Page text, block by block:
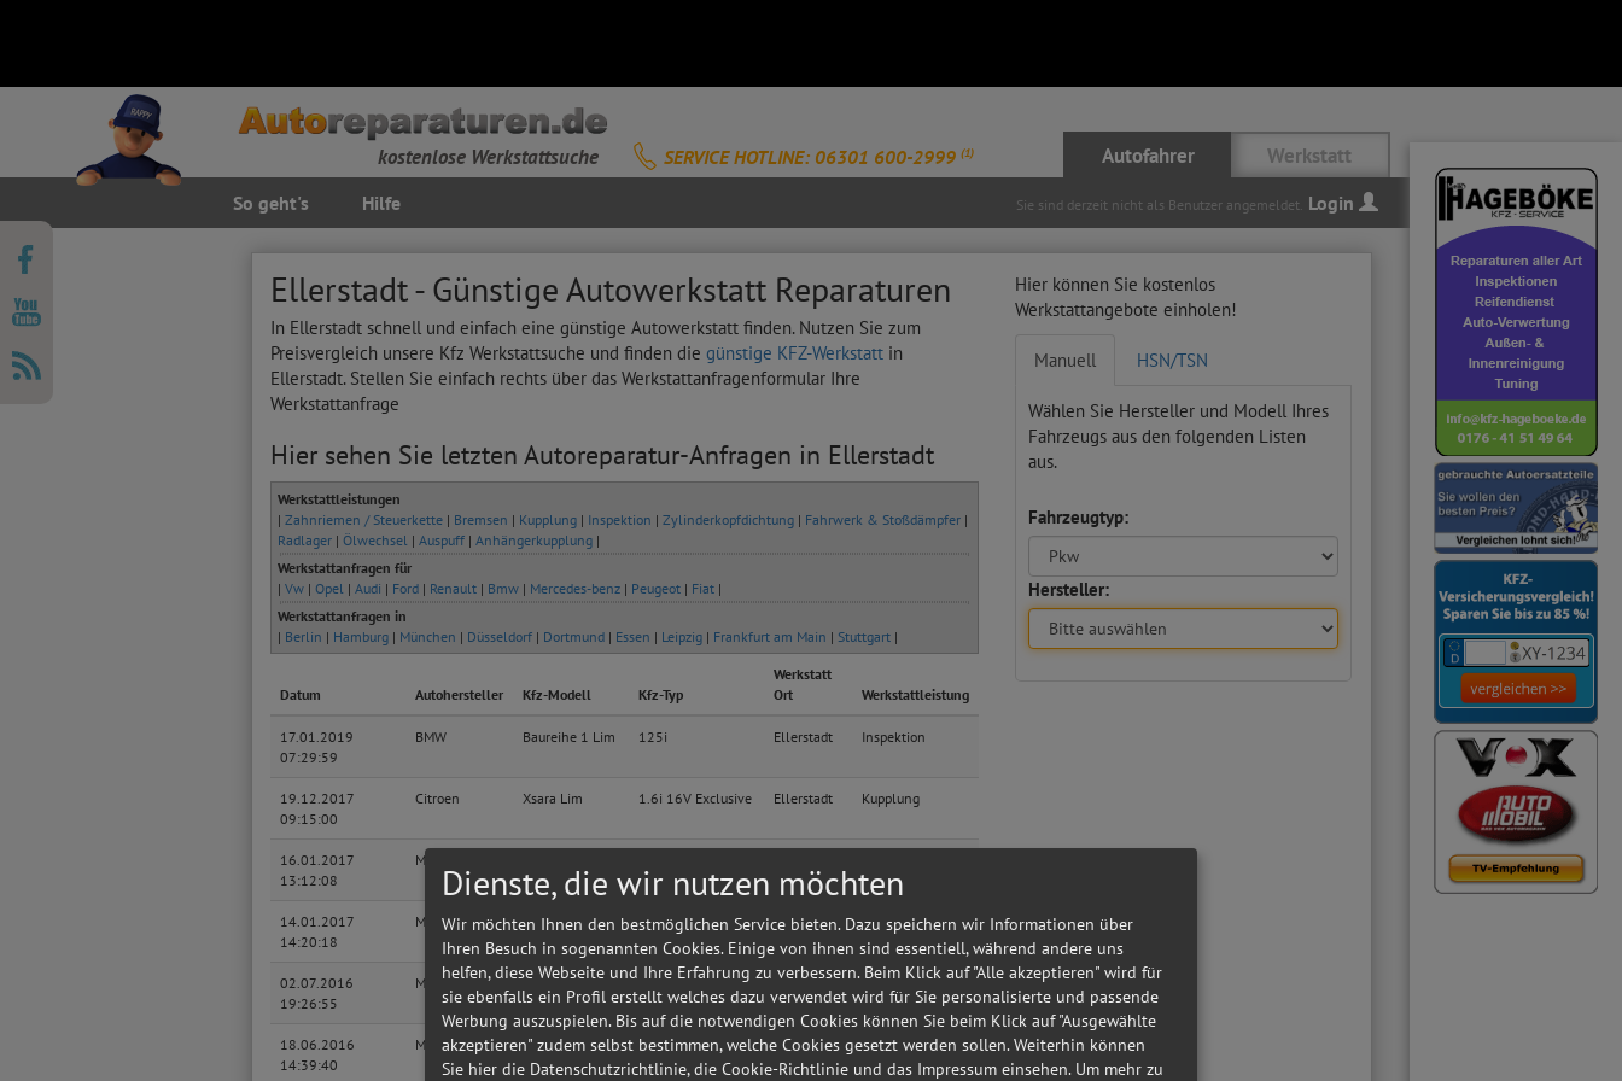
kostenlose Werkstattsuche SERVICE HOTLINE: 06301 600-2999 (1) Autofahrer Werkstatt
So geht's Hilfe Sie sind derzeit nicht als Benutzer angemeldet. Login
Ellerstadt - Günstige Autowerkstatt Reparaturen
In Ellerstadt schnell und einfach eine günstige Autowerkstatt finden. Nutzen Sie zum
Preisvergleich unsere Kfz Werkstattsuche und finden die günstige KFZ-Werkstattin
Ellerstadt. Stellen Sie einfach rechts über das Werkstattanfragenformular Ihre
Werkstattanfrage
Hier sehen Sie letzten Autoreparatur-Anfragen in Ellerstadt
Werkstattleistungen
| Zahnriemen / Steuerkette| Bremsen | Kupplung| Inspektion | Zylinderkopfdichtung| Fahrwerk & Stoßdämpfer|
Radlager| Ölwechsel| Auspuff| Anhängerkupplung|
Werkstattanfragen für
| Vw| Opel| Audi | Ford| Renault| Bmw| Mercedes-benz| Peugeot| Fiat|
Werkstattanfragen in
| Berlin | Hamburg| München | Düsseldorf| Dortmund| Essen | Leipzig| Frankfurt am Main | Stuttgart|
Datum Autohersteller Kfz-Modell Kfz-Typ
Werkstatt
Ort
Werkstattleistung
17.01.2019
07:29:59
BMW Baureihe 1 Lim 125i Ellerstadt Inspektion
19.12.2017
09:15:00
Citroen Xsara Lim 1.6i 16V Exclusive Ellerstadt Kupplung
16.01.2017
13:12:08
Mazda
14.01.2017
14:20:18
Mazda MX 1.6 i Roadster Ellerstadt Kupplung
02.07.2016
19:26:55
Mazda MX 1.6 i Roadster Ellerstadt Lackierung
18.06.2016
14:39:40
Mazda MX 1.6 i Roadster Ellerstadt Bremsen
Hier können Sie kostenlos
Werkstattangebote einholen!
Manuell HSN/TSN
Wählen Sie Hersteller und Modell Ihres
Fahrzeugs aus den folgenden Listen
aus.
Fahrzeugtyp:
Hersteller:
Dienste, die wir nutzen möchten
Wir möchten Ihnen den bestmöglichen Service bieten. Dazu speichern wir Informationen über
Ihren Besuch in sogenannten Cookies. Einige von ihnen sind essentiell, während andere uns
helfen, diese Webseite und Ihre Erfahrung zu verbessern. Beim Klick auf "Alle akzeptieren" wird für
sie ebenfalls ein Profil erstellt welches dazu verwendet wird für Sie personalisierte und passende
Werbung auszuspielen. Bis auf die notwendigen Cookies können Sie beim Klick auf "Ausgewählte
akzeptieren" zudem selbst bestimmen, welche Cookies gesetzt werden sollen. Weiterhin können
Sie hier die Datenschutzrichtlinie, die Cookie-Richtlinie und das Impressum einsehen. Um mehr zu